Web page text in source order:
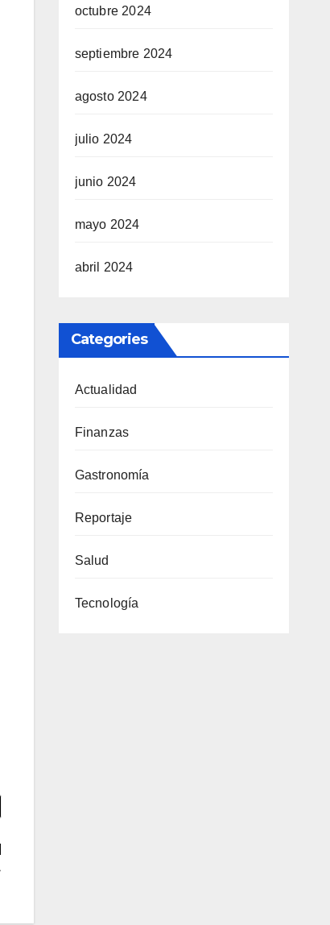
octubre 2024
septiembre 2024
agosto 2024
julio 2024
junio 2024
mayo 2024
abril 2024
Categories
Actualidad
Finanzas
Gastronomía
Reportaje
Salud
Tecnología